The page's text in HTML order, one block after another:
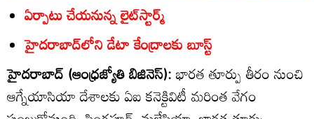
ఏర్పాటు చేయనున్న లైట్‌స్టార్మ్‌
హైదరాబాద్‌లోని డేటా కేంద్రాలకు బూస్ట్‌
హైదరాబాద్‌ (ఆంధ్రజ్యోతి బిజినెస్‌):భారత తూర్పు తీరం నుంచి
ఆగ్నేయాసియా దేశాలకు ఏఐ కనెక్టివిటీ మరింత వేగం